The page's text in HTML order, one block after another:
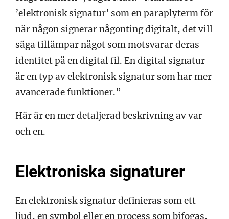
’elektronisk signatur’ som en paraplyterm för
när någon signerar någonting digitalt, det vill
säga tillämpar något som motsvarar deras
identitet på en digital fil. En digital signatur
är en typ av elektronisk signatur som har mer
avancerade funktioner.”
Här är en mer detaljerad beskrivning av var
och en.
Elektroniska signaturer
En elektronisk signatur definieras som ett
ljud, en symbol eller en process som bifogas,